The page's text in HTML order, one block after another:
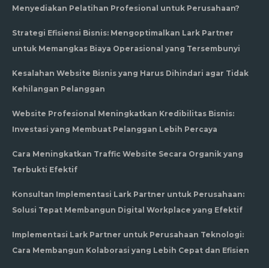
Menyediakan Pelatihan Profesional untuk Perusahaan?
Strategi Efisiensi Bisnis: Mengoptimalkan Lark Partner
untuk Memangkas Biaya Operasional yang Tersembunyi
Kesalahan Website Bisnis yang Harus Dihindari agar Tidak
Kehilangan Pelanggan
Website Profesional Meningkatkan Kredibilitas Bisnis:
Investasi yang Membuat Pelanggan Lebih Percaya
Cara Meningkatkan Traffic Website Secara Organik yang
Terbukti Efektif
Konsultan Implementasi Lark Partner untuk Perusahaan:
Solusi Tepat Membangun Digital Workplace yang Efektif
Implementasi Lark Partner untuk Perusahaan Teknologi:
Cara Membangun Kolaborasi yang Lebih Cepat dan Efisien